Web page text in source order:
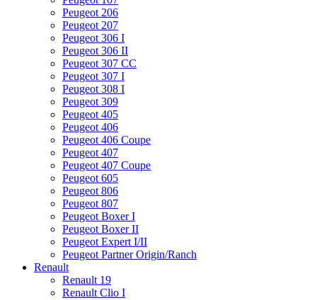
Peugeot 206
Peugeot 207
Peugeot 306 I
Peugeot 306 II
Peugeot 307 CC
Peugeot 307 I
Peugeot 308 I
Peugeot 309
Peugeot 405
Peugeot 406
Peugeot 406 Coupe
Peugeot 407
Peugeot 407 Coupe
Peugeot 605
Peugeot 806
Peugeot 807
Peugeot Boxer I
Peugeot Boxer II
Peugeot Expert I/II
Peugeot Partner Origin/Ranch
Renault
Renault 19
Renault Clio I